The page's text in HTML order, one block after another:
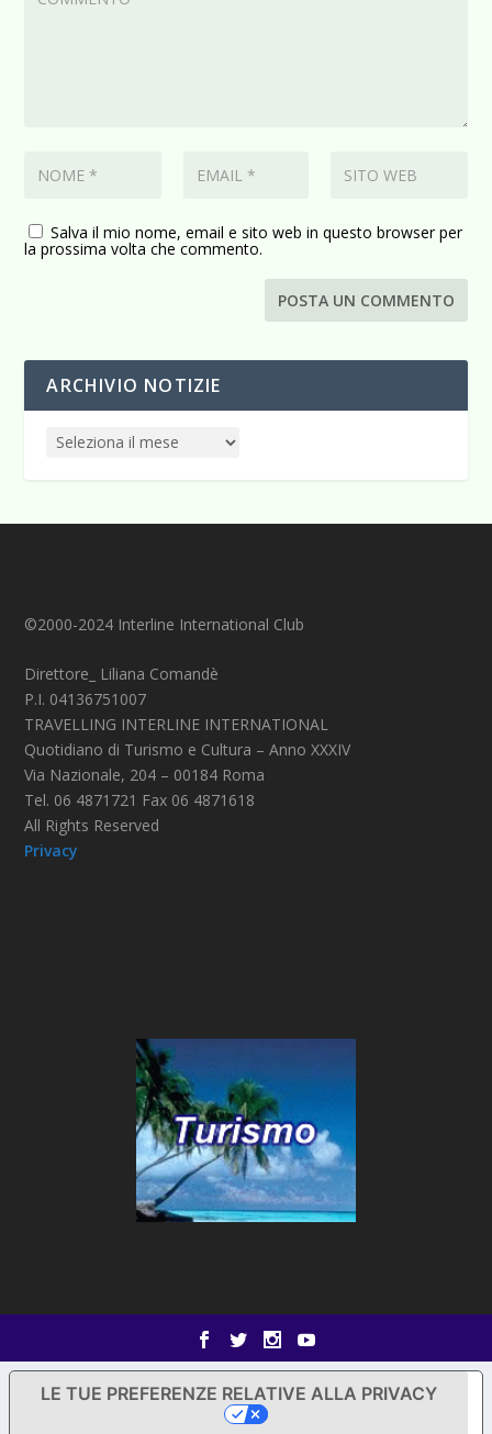
Salva il mio nome, email e sito web in questo browser per
la prossima volta che commento.
ARCHIVIO NOTIZIE
©2000-2024 Interline International Club
Direttore_ Liliana Comandè
P.I. 04136751007
TRAVELLING INTERLINE INTERNATIONAL
Quotidiano di Turismo e Cultura – Anno XXXIV
Via Nazionale, 204 – 00184 Roma
Tel. 06 4871721 Fax 06 4871618
All Rights Reserved
Privacy
LE TUE PREFERENZE RELATIVE ALLA PRIVACY